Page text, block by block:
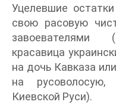
Уцелевшие
свою расовую
завоевателями
красавица
на дочь Кавказа
на
Киевской Руси).